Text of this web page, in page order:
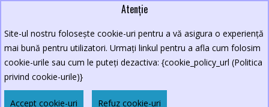
Atenție
Site-ul nostru folosește cookie-uri pentru a vă asigura o experiență
mai bună pentru utilizatori. Urmați linkul pentru a afla cum folosim
cookie-urile sau cum le puteți dezactiva: {cookie_policy_url (Politica
privind cookie-urile)}
Accept cookie-uri Refuz cookie-uri